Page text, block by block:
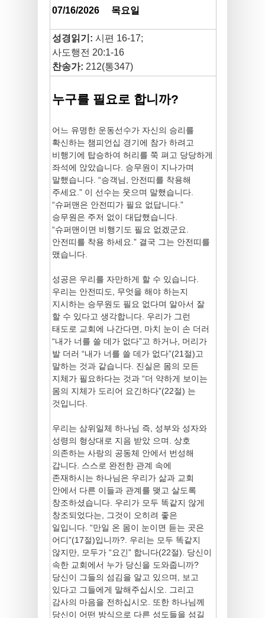
07/16/2026목요일
성경읽기: 시편 16-17;
사도행전 20:1-16
찬송가: 212(통347)
누구를 필요로 합니까?
어느 유명한 운동선수가 자신의 승리를
확신하는 챔피언십 경기에 참가 하려고
비행기에 탑승하여 허리를 쭉 펴고 당당하게
좌석에 앉았습니다. 승무원이 지나가며
말했습니다. “승객님, 안전띠를 착용해
주세요.” 이 선수는 웃으며 말했습니다.
“슈퍼맨은 안전띠가 필요 없답니다.”
승무원은 주저 없이 대답했습니다.
“슈퍼맨이면 비행기도 필요 없겠군요.
안전띠를 착용 하세요.” 결국 그는 안전띠를
맸습니다.
성공은 우리를 자만하게 할 수 있습니다.
우리는 안전띠도, 무엇을 해야 하는지
지시하는 승무원도 필요 없다며 알아서 잘
할 수 있다고 생각합니다. 우리가 그런
태도로 교회에 나간다면, 마치 눈이 손 더러
“내가 너를 쓸 데가 없다”고 하거나, 머리가
발 더러 “내가 너를 쓸 데가 없다”(21절)고
말하는 것과 같습니다. 진실은 몸의 모든
지체가 필요하다는 것과 “더 약하게 보이는
몸의 지체가 도리어 요긴하다”(22절) 는
것입니다.
우리는 삼위일체 하나님 즉, 성부와 성자와
성령의 형상대로 지음 받았 으며. 상호
의존하는 사랑의 공동체 안에서 번성해
갑니다. 스스로 완전한 관계 속에
존재하시는 하나님은 우리가 삶과 교회
안에서 다른 이들과 관계를 맺고 살도록
창조하셨습니다. 우리가 모두 똑같지 않게
창조되었다는, 그것이 오히려 좋은
일입니다. “만일 온 몸이 눈이면 듣는 곳은
어디”(17절)입니까?. 우리는 모두 똑같지
않지만, 모두가 “요긴” 합니다(22절). 당신이
속한 교회에서 누가 당신을 도와줍니까?
당신이 그들의 섬김을 알고 있으며, 보고
있다고 그들에게 말해주십시오. 그리고
감사의 마음을 전하십시오. 또한 하나님께
당신이 어떤 방식으로 다른 성도들을 섬길